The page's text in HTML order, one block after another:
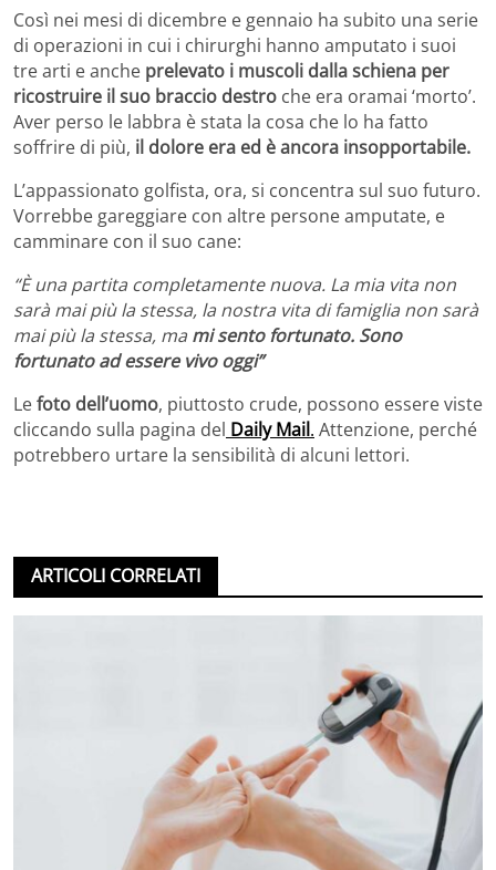
Così nei mesi di dicembre e gennaio ha subito una serie
di operazioni in cui i chirurghi hanno amputato i suoi
tre arti e anche prelevato i muscoli dalla schiena per
ricostruire il suo braccio destro che era oramai ‘morto’.
Aver perso le labbra è stata la cosa che lo ha fatto
soffrire di più, il dolore era ed è ancora insopportabile.
L’appassionato golfista, ora, si concentra sul suo futuro.
Vorrebbe gareggiare con altre persone amputate, e
camminare con il suo cane:
“È una partita completamente nuova. La mia vita non
sarà mai più la stessa, la nostra vita di famiglia non sarà
mai più la stessa, ma mi sento fortunato. Sono
fortunato ad essere vivo oggi”
Lefoto dell’uomo, piuttosto crude, possono essere viste
cliccando sulla pagina del Daily Mail. Attenzione, perché
potrebbero urtare la sensibilità di alcuni lettori.
ARTICOLI CORRELATI